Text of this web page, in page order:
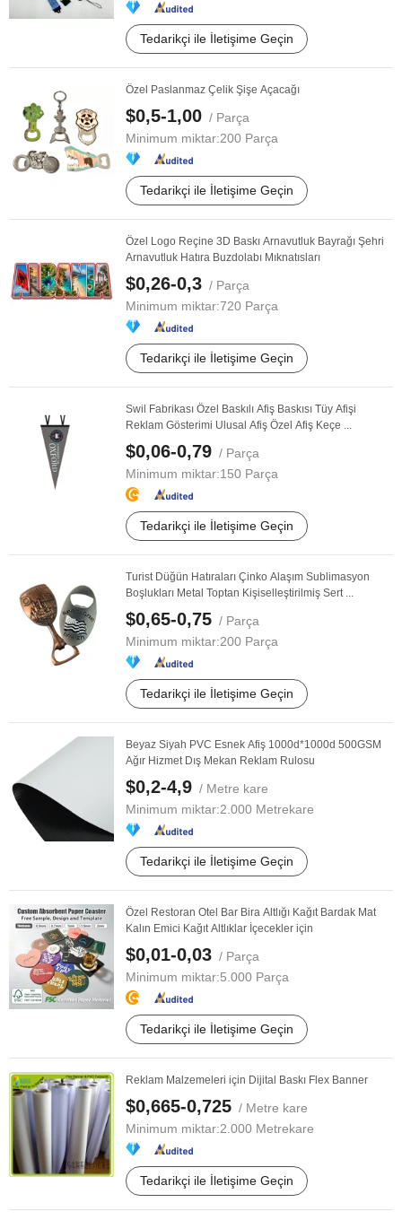
Tedarikçi ile İletişime Geçin
Özel Paslanmaz Çelik Şişe Açacağı
$0,5-1,00 / Parça
Minimum miktar:200 Parça
Tedarikçi ile İletişime Geçin
Özel Logo Reçine 3D Baskı Arnavutluk Bayrağı Şehri
Arnavutluk Hatıra Buzdolabı Mıknatısları
$0,26-0,3 / Parça
Minimum miktar:720 Parça
Tedarikçi ile İletişime Geçin
Swil Fabrikası Özel Baskılı Afiş Baskısı Tüy Afişi
Reklam Gösterimi Ulusal Afiş Özel Afiş Keçe ...
$0,06-0,79 / Parça
Minimum miktar:150 Parça
Tedarikçi ile İletişime Geçin
Turist Düğün Hatıraları Çinko Alaşım Sublimasyon
Boşlukları Metal Toptan Kişiselleştirilmiş Sert ...
$0,65-0,75 / Parça
Minimum miktar:200 Parça
Tedarikçi ile İletişime Geçin
Beyaz Siyah PVC Esnek Afiş 1000d*1000d 500GSM
Ağır Hizmet Dış Mekan Reklam Rulosu
$0,2-4,9 / Metre kare
Minimum miktar:2.000 Metrekare
Tedarikçi ile İletişime Geçin
Özel Restoran Otel Bar Bira Altlığı Kağıt Bardak Mat
Kalın Emici Kağıt Altlıklar İçecekler için
$0,01-0,03 / Parça
Minimum miktar:5.000 Parça
Tedarikçi ile İletişime Geçin
Reklam Malzemeleri için Dijital Baskı Flex Banner
$0,665-0,725 / Metre kare
Minimum miktar:2.000 Metrekare
Tedarikçi ile İletişime Geçin